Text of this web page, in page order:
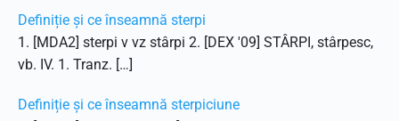
Definiție și ce înseamnă sterpi
1. [MDA2] sterpi v vz stârpi 2. [DEX '09] STÂRPI, stârpesc,
vb. IV. 1. Tranz. […]
Definiție și ce înseamnă sterpiciune